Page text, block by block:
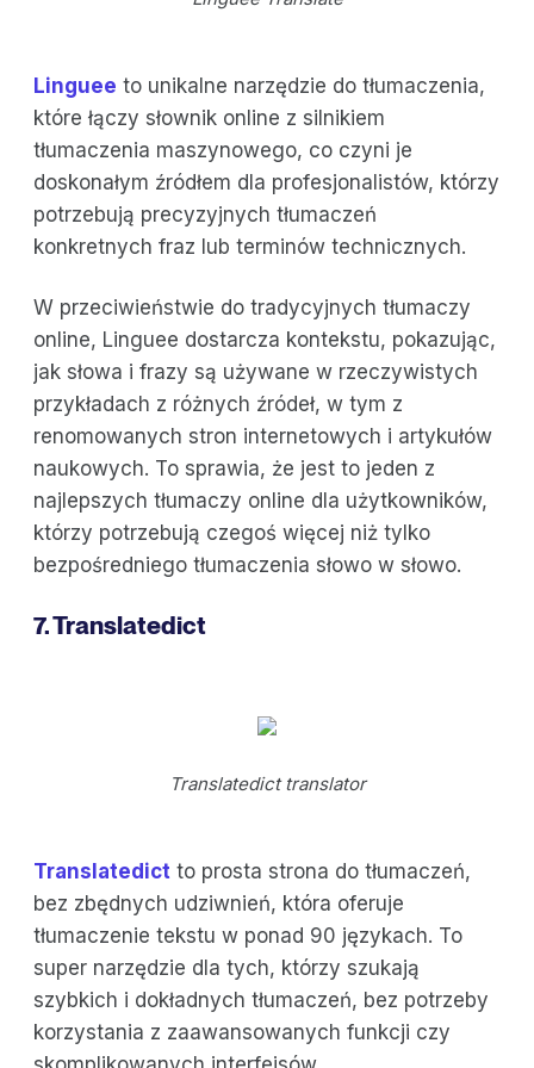
Linguee to unikalne narzędzie do tłumaczenia,
które łączy słownik online z silnikiem
tłumaczenia maszynowego, co czyni je
doskonałym źródłem dla profesjonalistów, którzy
potrzebują precyzyjnych tłumaczeń
konkretnych fraz lub terminów technicznych.
W przeciwieństwie do tradycyjnych tłumaczy
online, Linguee dostarcza kontekstu, pokazując,
jak słowa i frazy są używane w rzeczywistych
przykładach z różnych źródeł, w tym z
renomowanych stron internetowych i artykułów
naukowych. To sprawia, że jest to jeden z
najlepszych tłumaczy online dla użytkowników,
którzy potrzebują czegoś więcej niż tylko
bezpośredniego tłumaczenia słowo w słowo.
7. Translatedict
Translatedict translator
Translatedict to prosta strona do tłumaczeń,
bez zbędnych udziwnień, która oferuje
tłumaczenie tekstu w ponad 90 językach. To
super narzędzie dla tych, którzy szukają
szybkich i dokładnych tłumaczeń, bez potrzeby
korzystania z zaawansowanych funkcji czy